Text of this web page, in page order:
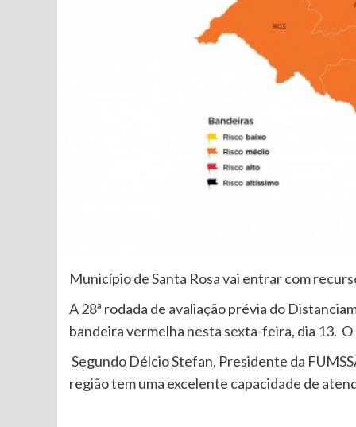
Município de Santa Rosa vai entrar com
A 28ª rodada de avaliação prévia do
bandeira vermelha nesta sexta-feira, dia 13.
Segundo Délcio Stefan, Presidente da
região tem uma excelente capacidade de